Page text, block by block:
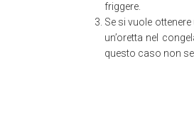
friggere.
Se si vuole
un’oretta nel
questo caso non